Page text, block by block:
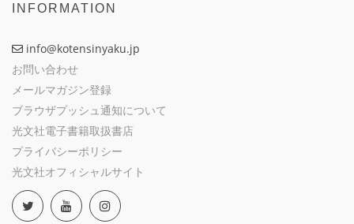
INFORMATION
info@kotensinyaku.jp
お問い合わせ
メールマガジン登録
ブラウザプッシュ通知について
光文社電子書籍取扱書店
プライバシーポリシー
光文社オフィシャルサイト